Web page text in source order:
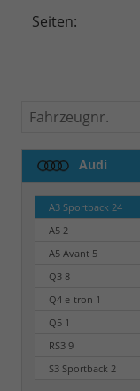
Seiten:
Fahrzeugnr.
Audi
A3 Sportback 24
A5 2
A5 Avant 5
Q3 8
Q4 e-tron 1
Q5 1
RS3 9
S3 Sportback 2